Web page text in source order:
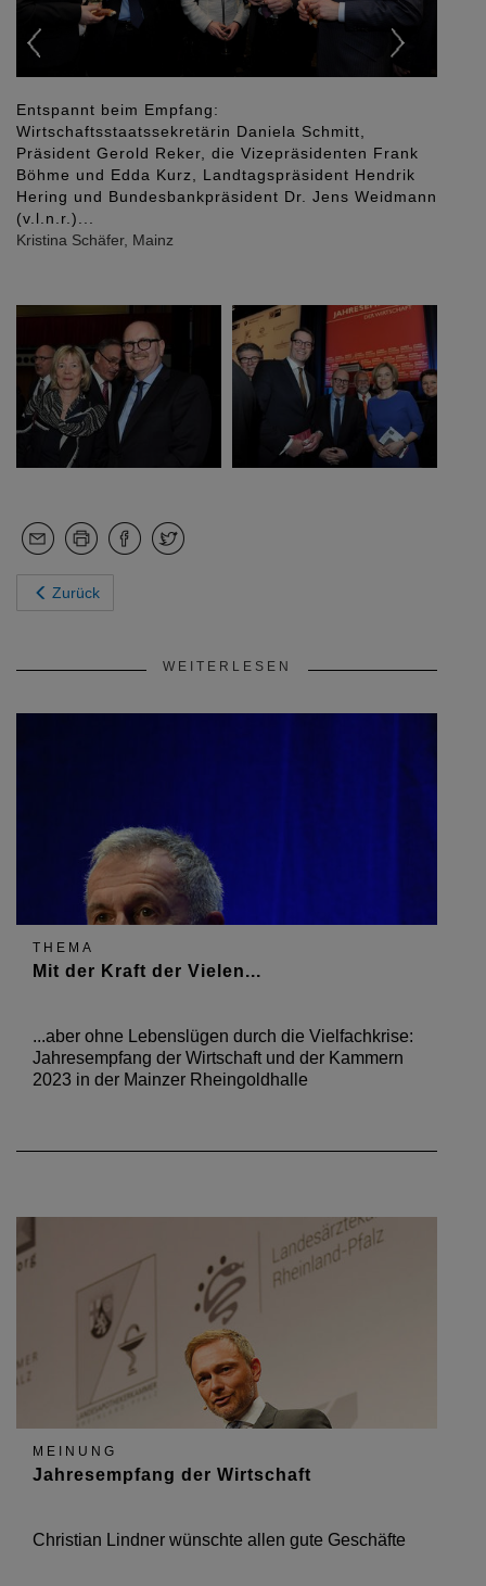
Empfang:
Daniela Schmitt,
Reker, die Vizepräsidenten Frank
Kurz, Landtagspräsident Hendrik
Dr. Jens Weidmann
Mainz
... Finanz- und
Präsident Gerold
Kristina Schäfer, Mainz
Zurück
WEITERLESEN
THEMA
Mit der Kraft der Vielen...
...aber ohne Lebenslügen durch die Vielfachkrise:
Jahresempfang der Wirtschaft und der Kammern
2023 in der Mainzer Rheingoldhalle
MEINUNG
Jahresempfang der Wirtschaft
Christian Lindner wünschte allen gute Geschäfte